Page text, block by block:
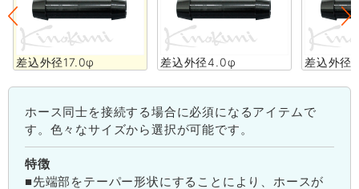
差込外径17.0φ 差込外径4.0φ 差込外径
ホース同士を接続する場合に必須になるアイテムで
す。色々なサイズから選択が可能です。
特徴
■先端部をテーパー形状にすることにより、ホースが